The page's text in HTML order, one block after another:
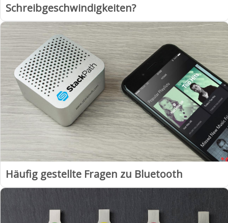
Schreibgeschwindigkeiten?
Häufig gestellte Fragen zu Bluetooth